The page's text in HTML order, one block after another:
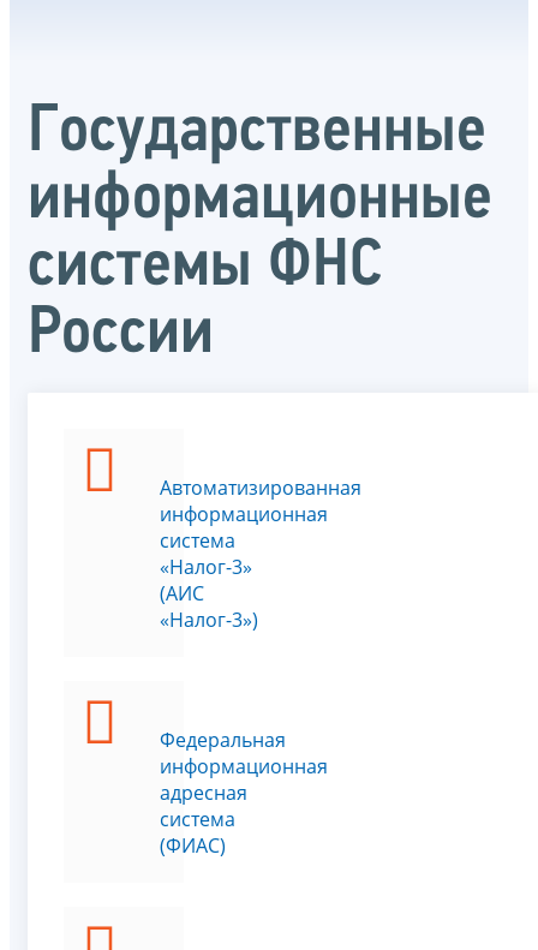
Государственные
информационные
системы ФНС
России
Автоматизированная
информационная
система
«Налог-3»
(АИС
«Налог-3»)
Федеральная
информационная
адресная
система
(ФИАС)